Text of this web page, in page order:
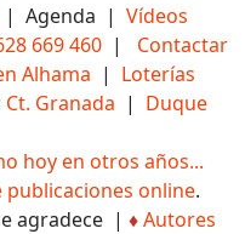
| Agenda | Vídeos
669 460 | Contactar
Alhama | Loterías
Ct. Granada | Duque
hoy en otros años...
publicaciones online.
agradece | ♦Autores